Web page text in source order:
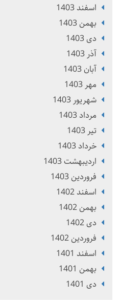
اسفند 1403
بهمن 1403
دی 1403
آذر 1403
آبان 1403
مهر 1403
شهریور 1403
مرداد 1403
تير 1403
خرداد 1403
ارديبهشت 1403
فروردین 1403
اسفند 1402
بهمن 1402
دی 1402
فروردین 1402
اسفند 1401
بهمن 1401
دی 1401